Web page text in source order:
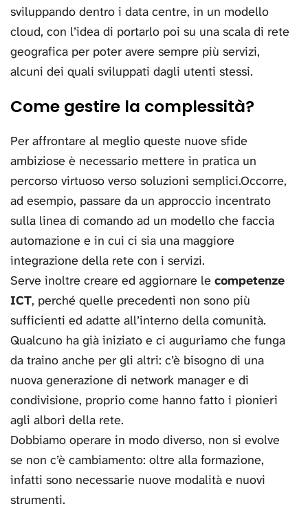
sviluppando dentro i data centre, in un modello
cloud, con l’idea di portarlo poi su una scala di rete
geografica per poter avere sempre più servizi,
alcuni dei quali sviluppati dagli utenti stessi.
Come gestire la complessità?
Per affrontare al meglio queste nuove sfide
ambiziose è necessario mettere in pratica un
percorso virtuoso verso soluzioni semplici.Occorre,
ad esempio, passare da un approccio incentrato
sulla linea di comando ad un modello che faccia
automazione e in cui ci sia una maggiore
integrazione della rete con i servizi.
Serve inoltre creare ed aggiornare le competenze
ICT, perché quelle precedenti non sono più
sufficienti ed adatte all’interno della comunità.
Qualcuno ha già iniziato e ci auguriamo che funga
da traino anche per gli altri: c’è bisogno di una
nuova generazione di network manager e di
condivisione, proprio come hanno fatto i pionieri
agli albori della rete.
Dobbiamo operare in modo diverso, non si evolve
se non c’è cambiamento: oltre alla formazione,
infatti sono necessarie nuove modalità e nuovi
strumenti.